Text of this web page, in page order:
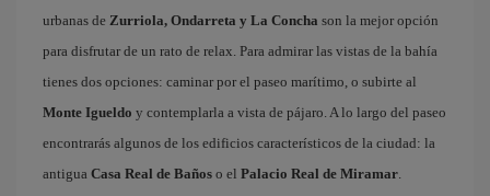
urbanas de Zurriola, Ondarreta y La Concha son la mejor opción
para disfrutar de un rato de relax. Para admirar las vistas de la bahía
tienes dos opciones: caminar por el paseo marítimo, o subirte al
Monte Igueldo y contemplarla a vista de pájaro. A lo largo del paseo
encontrarás algunos de los edificios característicos de la ciudad: la
antigua Casa Real de Baños o el Palacio Real de Miramar.